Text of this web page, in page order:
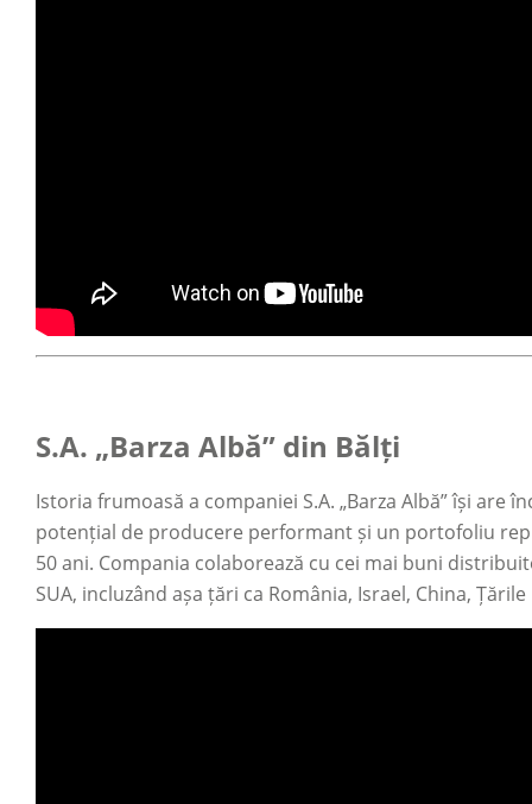
S.A. „Barza Albă” din Bălți
Istoria frumoasă a companiei S.A. „Barza Albă” își are
potențial de producere performant și un portofoliu
50 ani. Compania colaborează cu cei mai buni
SUA, incluzând așa țări ca România, Israel, China,